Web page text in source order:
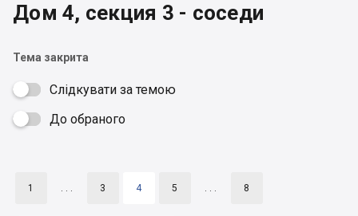
Дом 4, секция 3 - соседи
Тема закрита
Слідкувати за темою
 До обраного
1 . . . 3 4 5 . . . 8